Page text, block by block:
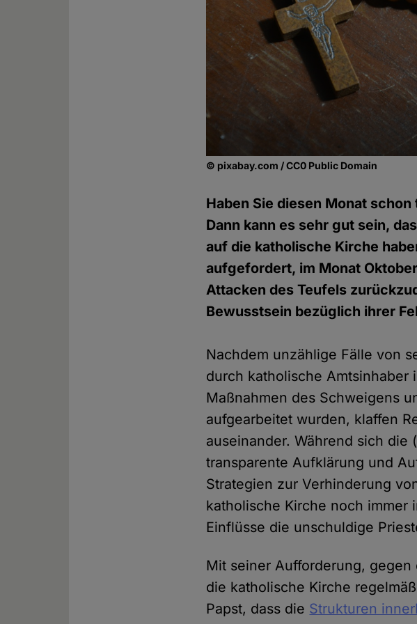
© pixabay.com / CC0 Public Domain
Haben Sie diesen Monat
Dann kann es sehr gut sein,
auf die katholische Kirche
aufgefordert, im Monat
Attacken des Teufels
Bewusstsein bezüglich ihrer
Nachdem unzählige Fälle von
durch katholische Amtsinhaber
Maßnahmen des Schweigens
aufgearbeitet wurden, klaffen
auseinander. Während sich
transparente Aufklärung und
Strategien zur Verhinderung
katholische Kirche noch immer
Einflüsse die unschuldige
Mit seiner Aufforderung,
die katholische Kirche
Papst, dass die Strukturen